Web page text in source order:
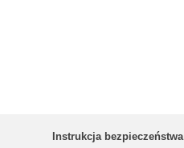
Instrukcja bezpieczeństwa